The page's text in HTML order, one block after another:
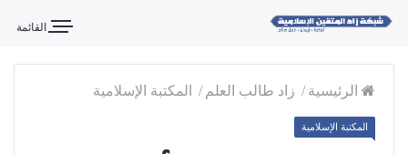
القائمة
الرئيسية / زاد طالب العلم / المكتبة الإسلامية
المكتبة الإسلامية